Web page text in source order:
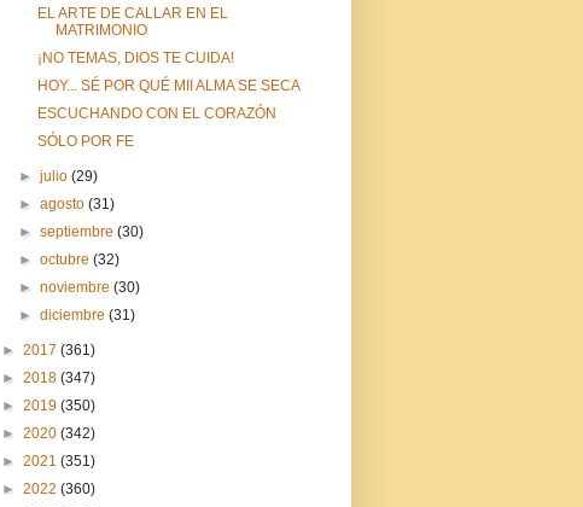
EL ARTE DE CALLAR EN EL
MATRIMONIO
¡NO TEMAS, DIOS TE CUIDA!
HOY... SÉ POR QUÉ MII ALMA SE SECA
ESCUCHANDO CON EL CORAZÓN
SÓLO POR FE
►julio(29)
►agosto(31)
►septiembre(30)
►octubre(32)
►noviembre(30)
►diciembre(31)
► 2017 (361)
► 2018 (347)
► 2019 (350)
► 2020 (342)
► 2021 (351)
► 2022 (360)